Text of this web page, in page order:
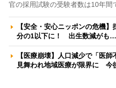
官の採用試験の受験者数は10年
【安全・安心ニッポンの危機
分の1以下に！ 出生数減がも…
【医療崩壊】人口減少で「医
見舞われ地域医療が限界に 今